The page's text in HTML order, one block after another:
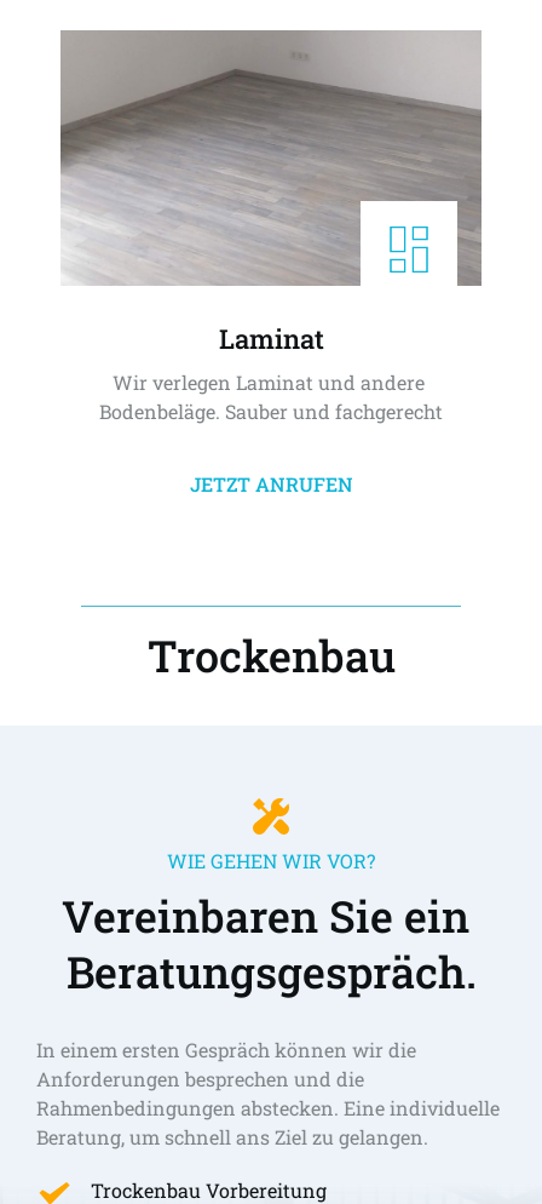
Laminat
Wir verlegen Laminat und andere
Bodenbeläge. Sauber und fachgerecht
JETZT ANRUFEN
Trockenbau
WIE GEHEN WIR VOR?
Vereinbaren Sie ein
Beratungsgespräch.
In einem ersten Gespräch können wir die
Anforderungen besprechen und die
Rahmenbedingungen abstecken. Eine individuelle
Beratung, um schnell ans Ziel zu gelangen.
Trockenbau Vorbereitung